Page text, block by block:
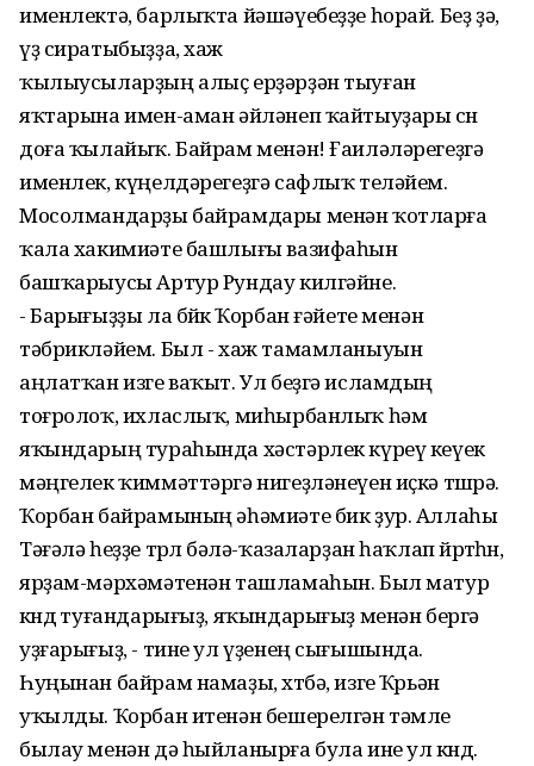
именлектә, барлыҡта йәшәүебеҙҙе һорай. Беҙ ҙә,
үҙ сиратыбыҙҙа, хаж
ҡылыусыларҙың алыҫ ерҙәрҙән тыуған
яҡтарына имен-аман әйләнеп ҡайтыуҙары өсөн
доға ҡылайыҡ. Байрам менән! Ғаиләләрегеҙгә
именлек, күңелдәрегеҙгә сафлыҡ теләйем.
Мосолмандарҙы байрамдары менән ҡотларға
ҡала хакимиәте башлығы вазифаһын
башҡарыусы Артур Рундау килгәйне.
- Барығыҙҙы ла бөйөк Ҡорбан ғәйете менән
тәбрикләйем. Был - хаж тамамланыуын
аңлатҡан изге ваҡыт. Ул беҙгә исламдың
тоғролоҡ, ихласлыҡ, миһырбанлыҡ һәм
яҡындарың тураһында хәстәрлек күреү кеүек
мәңгелек ҡиммәттәргә нигеҙләнеүен иҫкә төшөрә.
Ҡорбан байрамының әһәмиәте бик ҙур. Аллаһы
Тәғәлә һеҙҙе төрлө бәлә-ҡазаларҙан һаҡлап йөрөтһөн,
ярҙам-мәрхәмәтенән ташламаһын. Был матур
көндө туғандарығыҙ, яҡындарығыҙ менән бергә
уҙғарығыҙ, - тине ул үҙенең сығышында.
Һуңынан байрам намаҙы, хөтбә, изге Ҡөрьән
уҡылды. Ҡорбан итенән бешерелгән тәмле
былау менән дә һыйланырға була ине ул көндө.